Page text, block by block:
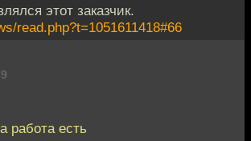
этот заказчик.
read.php?t=1051611418#66
работа есть